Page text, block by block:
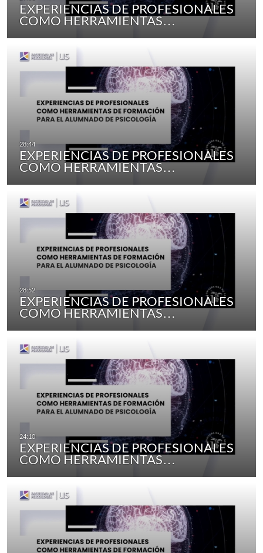
EXPERIENCIAS DE PROFESIONALES
COMO HERRAMIENTAS…
EXPERIENCIAS DE PROFESIONALES
COMO HERRAMIENTAS…
EXPERIENCIAS DE PROFESIONALES
COMO HERRAMIENTAS…
EXPERIENCIAS DE PROFESIONALES
COMO HERRAMIENTAS…